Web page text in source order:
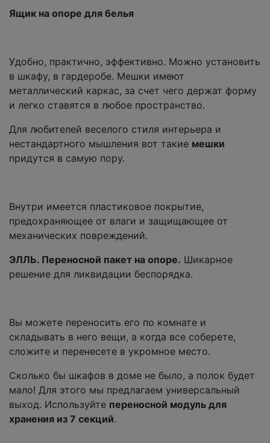
Ящик на опоре для белья
Удобно, практично, эффективно. Можно установить
в шкафу, в гардеробе. Мешки имеют
металлический каркас, за счет чего держат форму
и легко ставятся в любое пространство.
Для любителей веселого стиля интерьера и
нестандартного мышления вот такие мешки
придутся в самую пору.
Внутри имеется пластиковое покрытие,
предохраняющее от влаги и защищающее от
механических повреждений.
ЭЛЛЬ. Переносной пакет на опоре. Шикарное
решение для ликвидации беспорядка.
Вы можете переносить его по комнате и
складывать в него вещи, а когда все соберете,
сложите и перенесете в укромное место.
Сколько бы шкафов в доме не было, а полок будет
мало! Для этого мы предлагаем универсальный
выход. Используйте переносной модуль для
хранения из 7 секций.